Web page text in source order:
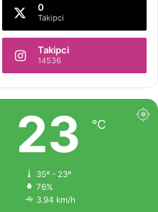
0
Takipci
Takipci
14536
23 ℃
35º - 23º
76%
3.94 km/h